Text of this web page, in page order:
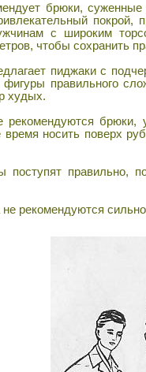
брюки,
покрой,
с широким
чтобы сохранить
пиджаки с
правильного
худых.
брюки,
время носить поверх
правильно,
рекомендуются